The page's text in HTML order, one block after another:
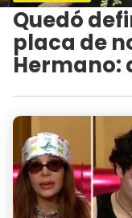
Quedó
placa de
Hermano: